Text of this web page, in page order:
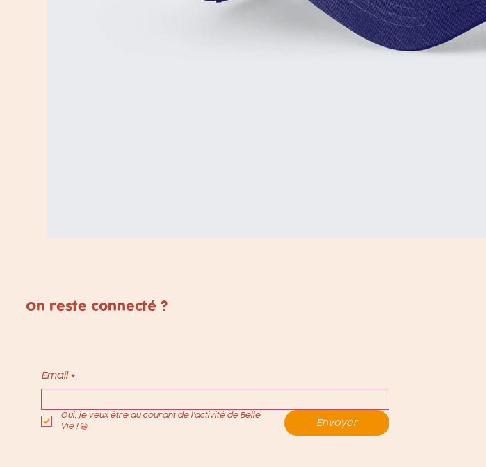
On reste connecté ?
Email *
Oui, je veux être au courant de l'activité de Belle
Vie ! 😃
Envoyer